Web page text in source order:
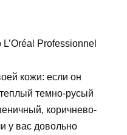
Professionnel
кожи: если он
темно-русый
коричнево-
у вас довольно